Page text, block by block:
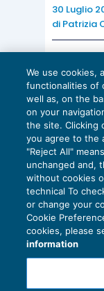
base al
Ministero
anno
l’impresa
lavoro stesso
da un
con fatturato
di euro
fatturato
L’omessa
(articolo 23
30 Luglio
di Patrizia
EU AI
27 Luglio
di Diego
We use cookies,
functionalities of
well as, on the
on your
the site. Clicking
you agree to the
"Reject All"
unchanged and,
without cookies
technical To
or change your
Cookie
cookies, please
information